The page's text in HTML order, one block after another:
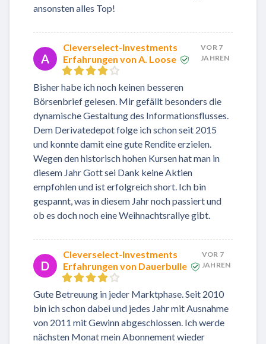
ansonsten alles Top!
A
Cleverselect-Investments
Erfahrungen von A. Loose
VOR 7
JAHREN
Bisher habe ich noch keinen besseren
Börsenbrief gelesen. Mir gefällt besonders die
dynamische Gestaltung des Informationsflusses.
Dem Derivatedepot folge ich schon seit 2015
und konnte damit eine gute Rendite erzielen.
Wegen den historisch hohen Kursen hat man in
diesem Jahr Gott sei Dank keine Aktien
empfohlen und ist erfolgreich short. Ich bin
gespannt, was in diesem Jahr noch passiert und
ob es doch noch eine Weihnachtsrallye gibt.
D
Cleverselect-Investments
Erfahrungen von Dauerbulle
VOR 7
JAHREN
Gute Betreuung in jeder Marktphase. Seit 2010
bin ich schon dabei und jedes Jahr mit Ausnahme
von 2011 mit Gewinn abgeschlossen. Ich werde
nächsten Monat mein Abonnement wieder